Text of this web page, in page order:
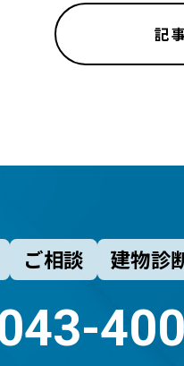
記
ご相談 建物診